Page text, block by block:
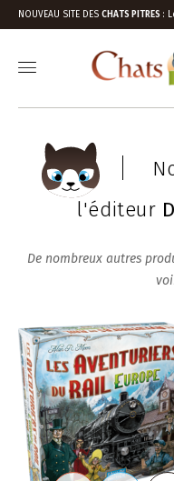
NOUVEAU SITE DES CHATS PITRES :
l'éditeur
De nombreux autres